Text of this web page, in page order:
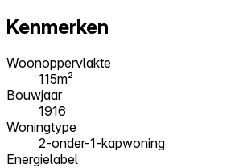
Kenmerken
Woonoppervlakte
115m²
Bouwjaar
1916
Woningtype
2-onder-1-kapwoning
Energielabel